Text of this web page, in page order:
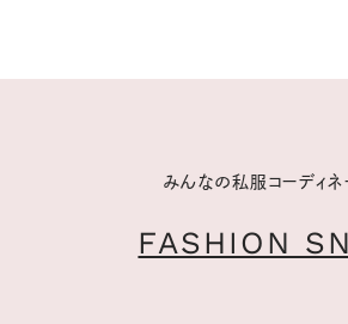
みんなの私服コーディネ
FASHION